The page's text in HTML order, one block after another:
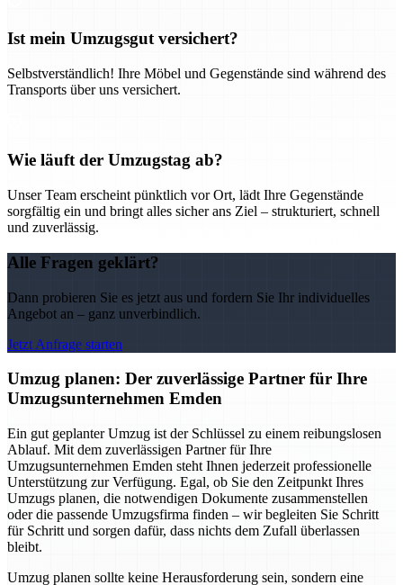
Ist mein Umzugsgut versichert?
Selbstverständlich! Ihre Möbel und Gegenstände sind während des
Transports über uns versichert.
Wie läuft der Umzugstag ab?
Unser Team erscheint pünktlich vor Ort, lädt Ihre Gegenstände
sorgfältig ein und bringt alles sicher ans Ziel – strukturiert, schnell
und zuverlässig.
Alle Fragen geklärt?
Dann probieren Sie es jetzt aus und fordern Sie Ihr individuelles
Angebot an – ganz unverbindlich.
Jetzt Anfrage starten
Umzug planen: Der zuverlässige Partner für Ihre
Umzugsunternehmen Emden
Ein gut geplanter Umzug ist der Schlüssel zu einem reibungslosen
Ablauf. Mit dem zuverlässigen Partner für Ihre
Umzugsunternehmen Emden steht Ihnen jederzeit professionelle
Unterstützung zur Verfügung. Egal, ob Sie den Zeitpunkt Ihres
Umzugs planen, die notwendigen Dokumente zusammenstellen
oder die passende Umzugsfirma finden – wir begleiten Sie Schritt
für Schritt und sorgen dafür, dass nichts dem Zufall überlassen
bleibt.
Umzug planen sollte keine Herausforderung sein, sondern eine